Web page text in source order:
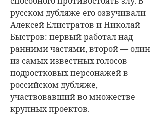
русском дубляже его озвучивали
Алексей Елистратов и Николай
Быстров: первый работал над
ранними частями, второй — один
из самых известных голосов
подростковых персонажей в
российском дубляже,
участвовавший во множестве
крупных проектов.